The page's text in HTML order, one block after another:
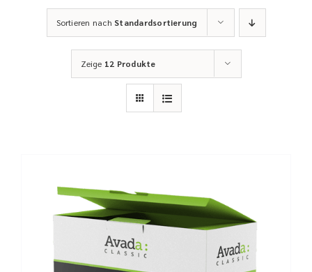
Sortieren nach Standardsortierung
Zeige 12 Produkte